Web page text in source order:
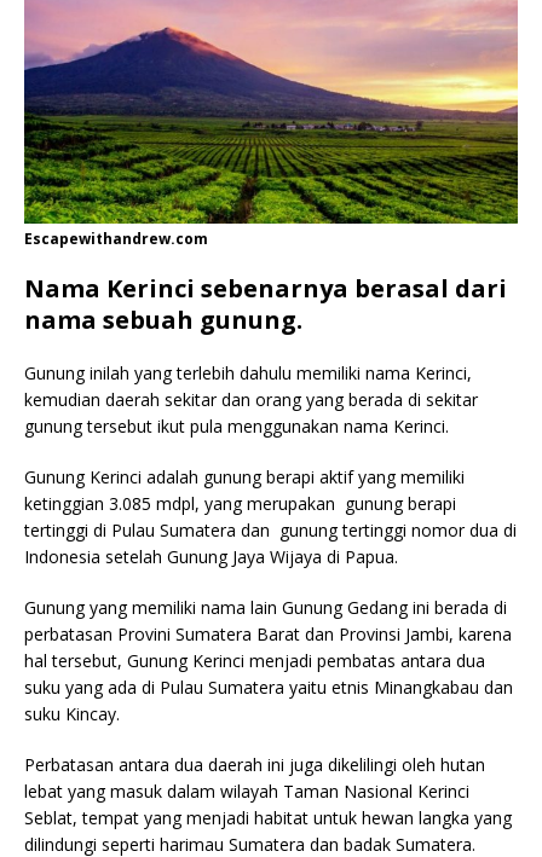
Escapewithandrew.com
Nama Kerinci sebenarnya berasal dari
nama sebuah gunung.
Gunung inilah yang terlebih dahulu memiliki nama Kerinci,
kemudian daerah sekitar dan orang yang berada di sekitar
gunung tersebut ikut pula menggunakan nama Kerinci.
Gunung Kerinci adalah gunung berapi aktif yang memiliki
ketinggian 3.085 mdpl, yang merupakan gunung berapi
tertinggi di Pulau Sumatera dan gunung tertinggi nomor dua di
Indonesia setelah Gunung Jaya Wijaya di Papua.
Gunung yang memiliki nama lain Gunung Gedang ini berada di
perbatasan Provini Sumatera Barat dan Provinsi Jambi, karena
hal tersebut, Gunung Kerinci menjadi pembatas antara dua
suku yang ada di Pulau Sumatera yaitu etnis Minangkabau dan
suku Kincay.
Perbatasan antara dua daerah ini juga dikelilingi oleh hutan
lebat yang masuk dalam wilayah Taman Nasional Kerinci
Seblat, tempat yang menjadi habitat untuk hewan langka yang
dilindungi seperti harimau Sumatera dan badak Sumatera.